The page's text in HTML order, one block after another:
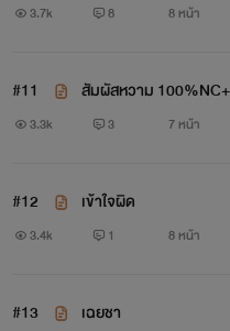
พลอยลดา เด็กกำพร้า
เบื้องหลังการตายของพิมพ์
ในสิ่งที่เขาตราหน้าว่าเป็นควา
3.7k 8 8 หน้า
#11 สัมผัสหวาม
3.3k 3 7 หน้า
#12 เข้าใจผิด
3.4k 1 8 หน้า
#13 เฉยชา